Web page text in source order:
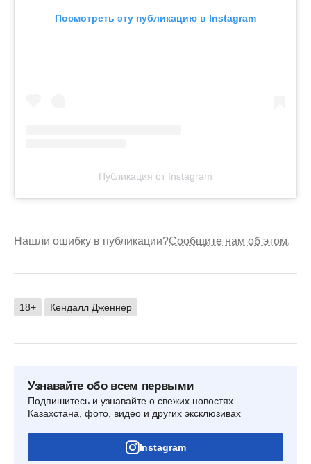
Посмотреть эту публикацию в Instagram
Публикация от Instagram
Нашли ошибку в публикации?Сообщите нам об этом.
18+ Кендалл Дженнер
Узнавайте обо всем первыми
Подпишитесь и узнавайте о свежих новостях
Казахстана, фото, видео и других эксклюзивах
Instagram